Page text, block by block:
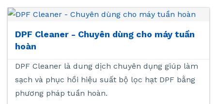
DPF Cleaner - Chuyên dùng cho máy tuần
hoàn
DPF Cleaner là dung dịch chuyên dụng giúp làm
sạch và phục hồi hiệu suất bộ lọc hạt DPF bằng
phương pháp tuần hoàn.